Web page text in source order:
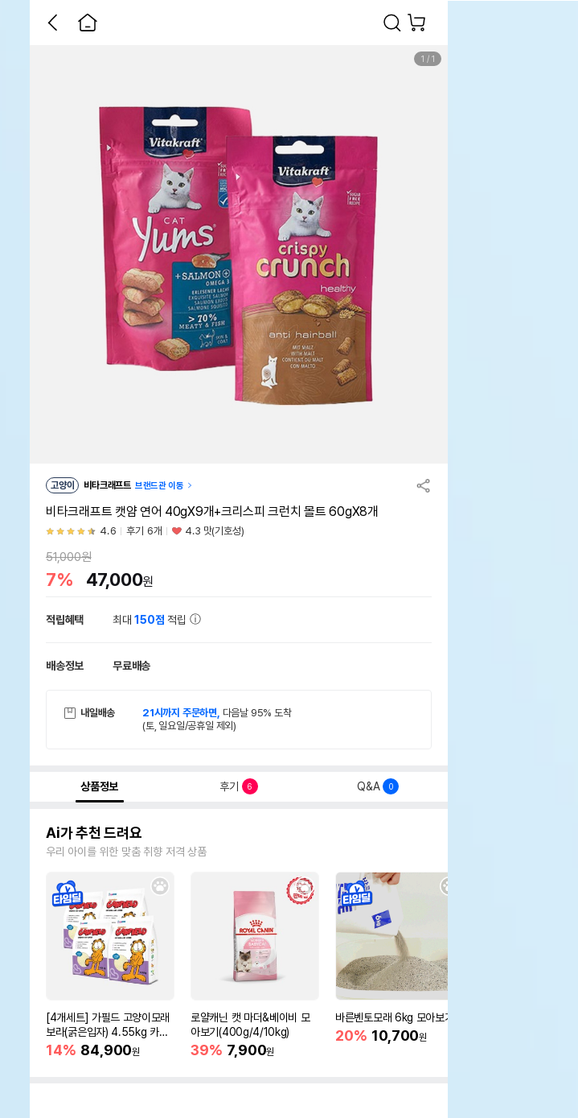
1 / 1
고양이 비타크래프트 브랜드관 이동
비타크래프트 캣얌 연어 40gX9개+크리스피 크런치 몰트 60gX8개
4.6 후기 6개 4.3 맛(기호성)
51,000원
7% 47,000원
적립혜택 최대150점 적립
배송정보 무료배송
내일배송 21시까지 주문하면, 다음날 95% 도착
(토, 일요일/공휴일 제외)
상품정보 후기 6 Q&A 0
Ai가 추천 드려요
우리 아이를 위한 맞춤 취향 저격 상품
[4개세트] 가필드 고양이모래
보라(굵은입자) 4.55kg 카사
바모래
14% 84,900원
로얄캐닌 캣 마더&베이비 모
아보기(400g/4/10kg)
39% 7,900원
바른벤토모래 6kg 모아보기
20% 10,700원